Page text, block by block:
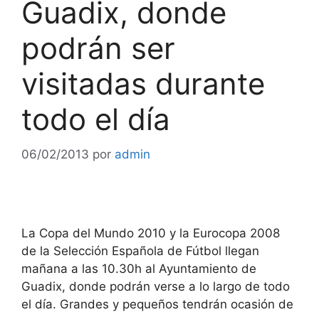
Guadix, donde
podrán ser
visitadas durante
todo el día
06/02/2013 por admin
La Copa del Mundo 2010 y la Eurocopa 2008
de la Selección Española de Fútbol llegan
mañana a las 10.30h al Ayuntamiento de
Guadix, donde podrán verse a lo largo de todo
el día. Grandes y pequeños tendrán ocasión de